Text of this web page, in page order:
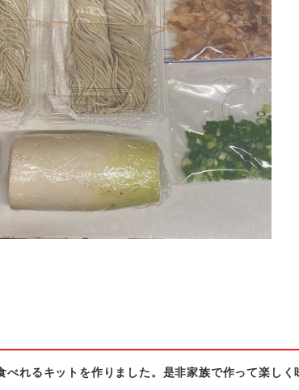
れるキットを作りました。是非家族で作って楽しく